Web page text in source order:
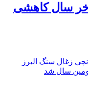
سال کاهشی